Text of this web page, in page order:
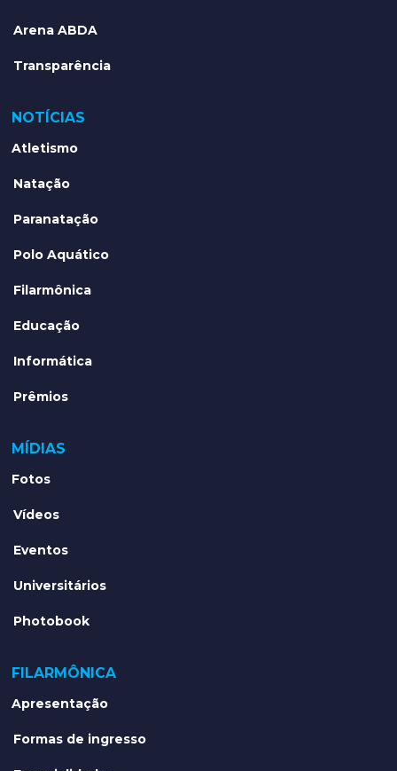
Arena ABDA
Transparência
NOTÍCIAS
Atletismo
Natação
Paranatação
Polo Aquático
Filarmônica
Educação
Informática
Prêmios
MÍDIAS
Fotos
Vídeos
Eventos
Universitários
Photobook
FILARMÔNICA
Apresentação
Formas de ingresso